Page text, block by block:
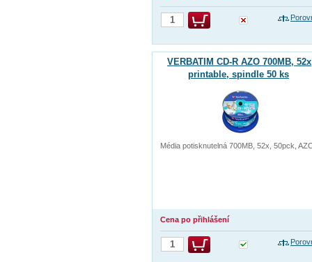
VERBATIM CD-R AZO 700MB,
printable, spindle 50 ks
Média potisknutelná 700MB, 52x, 50pck,
Cena po přihlášení